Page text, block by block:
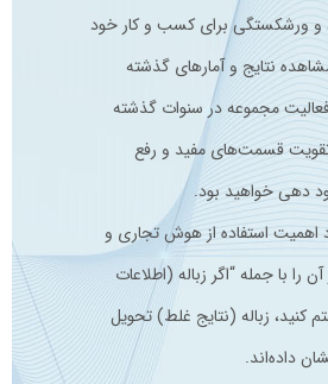
و ورشکستگی برای کسب و کار خود
نتایج و آمارهای گذشته
مجموعه در سنوات گذشته
قسمت‌های مفید و رفع
دهی خواهید بود.
استفاده از هوش تجاری و
را با جمله “اگر زباله (اطلاعات
کنید، زباله (نتایج غلط) تحویل
داده‌اند.